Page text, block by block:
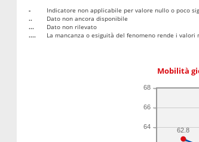
-
Indicatore non applicabile per valore nullo o poco
..
Dato non ancora disponibile
...
Dato non rilevato
....
La mancanza o esiguità del fenomeno rende i valori
Mobilità
64
66
68
62.8